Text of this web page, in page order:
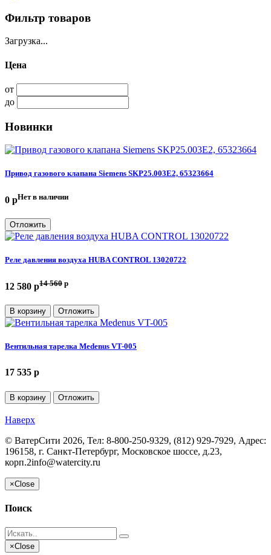
Фильтр товаров
Загрузка...
Цена
от
до
Новинки
Привод газового клапана Siemens SKP25.003E2, 65323664
0 pНет в наличии
Отложить
Реле давления воздуха HUBA CONTROL 13020722
12 580 p14 560 p
В корзину Отложить
Вентильная тарелка Medenus VT-005
17 535 p
В корзину Отложить
Наверх
© ВатерСити 2026, Тел: 8-800-250-9329, (812) 929-7929, Адрес:
196158, г. Санкт-Петербург, Московское шоссе, д.23,
корп.2info@watercity.ru
×Close
Поиск
×Close